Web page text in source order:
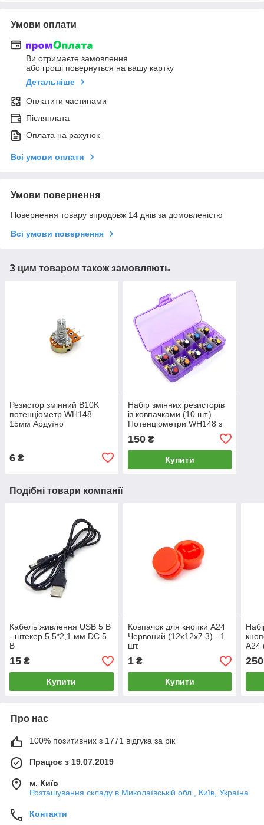
Умови оплати
Ви отримаєте замовлення
або гроші повернуться на вашу картку
Детальніше
Оплатити частинами
Післяплата
Оплата на рахунок
Всі умови оплати
Умови повернення
Повернення товару впродовж 14 днів за домовленістю
Всі умови повернення
З цим товаром також замовляють
Резистор змінний B10K
потенціометр WH148
15мм Ардуїно
6 ₴
Набір змінних резисторів
із ковпачками (10 шт.).
Потенціометри WH148 з
Ардуїно.
150₴
Купити
Подібні товари компанії
Кабель живлення USB 5 В
- штекер 5,5*2,1 мм DC 5
В
15 ₴
Купити
Ковпачок для кнопки A24
Червоний (12x12x7.3) - 1
шт.
1₴
Купити
А24
250
Про нас
100% позитивних з 1771 відгука за рік
Працює з 19.07.2019
м. Київ
Розташування складу в Миколаївській обл., Київ, Україна
Контакти